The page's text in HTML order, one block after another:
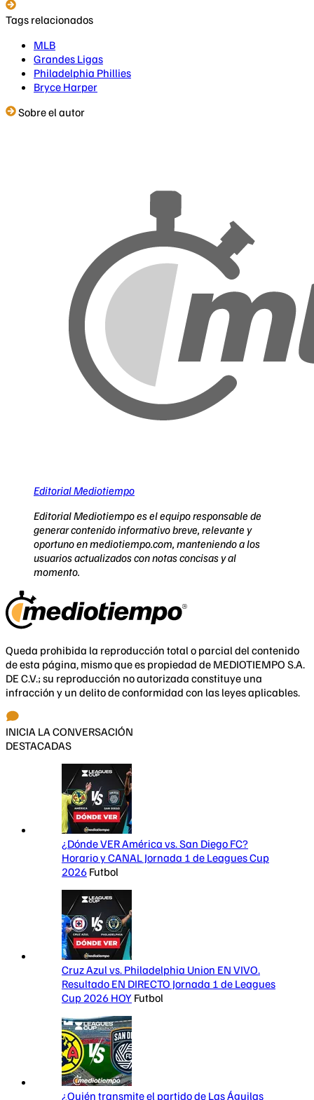
Tags relacionados
MLB
Grandes Ligas
Philadelphia Phillies
Bryce Harper
Sobre el autor
Editorial Mediotiempo
Editorial Mediotiempo es el equipo responsable de
generar contenido informativo breve, relevante y
oportuno en mediotiempo.com, manteniendo a los
usuarios actualizados con notas concisas y al
momento.
Queda prohibida la reproducción total o parcial del contenido
de esta página, mismo que es propiedad de MEDIOTIEMPO S.A.
DE C.V.; su reproducción no autorizada constituye una
infracción y un delito de conformidad con las leyes aplicables.
INICIA LA CONVERSACIÓN
DESTACADAS
¿Dónde VER América vs. San Diego FC?
Horario y CANAL Jornada 1 de Leagues Cup
2026 Futbol
Cruz Azul vs. Philadelphia Union EN VIVO.
Resultado EN DIRECTO Jornada 1 de Leagues
Cup 2026 HOY Futbol
¿Quién transmite el partido de Las Águilas